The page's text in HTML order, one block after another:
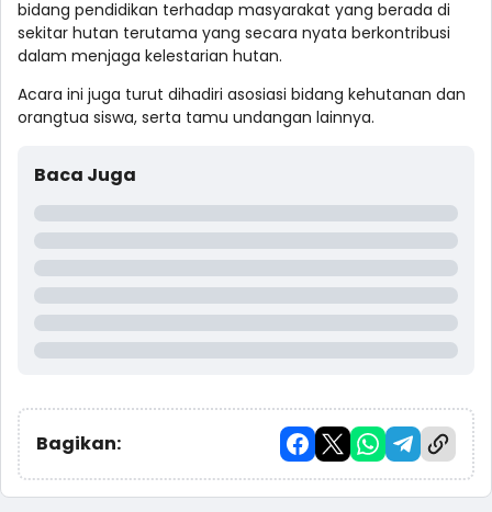
bidang pendidikan terhadap masyarakat yang berada di
sekitar hutan terutama yang secara nyata berkontribusi
dalam menjaga kelestarian hutan.
Acara ini juga turut dihadiri asosiasi bidang kehutanan dan
orangtua siswa, serta tamu undangan lainnya.
Baca Juga
Bagikan: